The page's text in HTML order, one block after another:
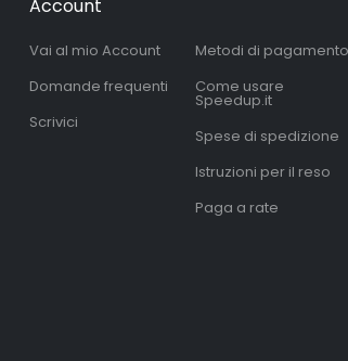
Account
Vai al mio Account
Domande frequenti
Scrivici
Metodi di pagamento
Come usare
Speedup.it
Spese di spedizione
Istruzioni per il reso
Paga a rate